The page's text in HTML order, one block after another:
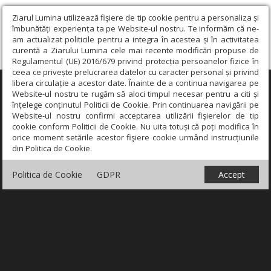
Ziarul Lumina utilizează fişiere de tip cookie pentru a personaliza și
îmbunătăți experiența ta pe Website-ul nostru. Te informăm că ne-
am actualizat politicile pentru a integra în acestea și în activitatea
curentă a Ziarului Lumina cele mai recente modificări propuse de
Regulamentul (UE) 2016/679 privind protecția persoanelor fizice în
ceea ce privește prelucrarea datelor cu caracter personal și privind
libera circulație a acestor date. Înainte de a continua navigarea pe
Website-ul nostru te rugăm să aloci timpul necesar pentru a citi și
înțelege conținutul Politicii de Cookie. Prin continuarea navigării pe
Website-ul nostru confirmi acceptarea utilizării fişierelor de tip
cookie conform Politicii de Cookie. Nu uita totuși că poți modifica în
orice moment setările acestor fişiere cookie urmând instrucțiunile
din Politica de Cookie.
Politica de Cookie GDPR Accept
×